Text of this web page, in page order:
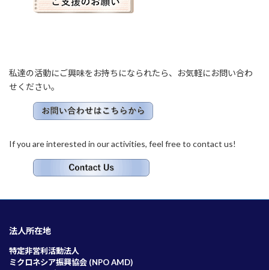
私達の活動にご興味をお持ちになられたら、お気軽にお問い合わ
せください。
If you are interested in our activities, feel free to contact us!
法人所在地
特定非営利活動法人
ミクロネシア振興協会 (NPO AMD)